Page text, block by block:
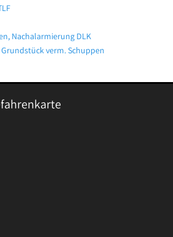
Nachalarmierung DLK
verm. Schuppen